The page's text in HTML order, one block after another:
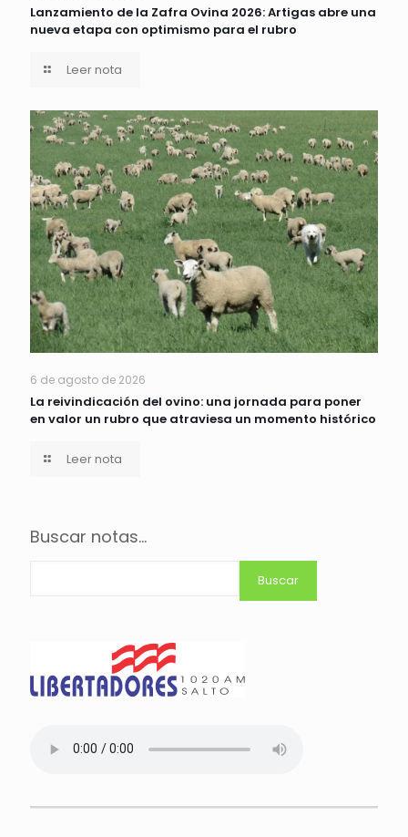
Lanzamiento de la Zafra Ovina 2026: Artigas abre una
nueva etapa con optimismo para el rubro
Leer nota
6 de agosto de 2026
La reivindicación del ovino: una jornada para poner
en valor un rubro que atraviesa un momento histórico
Leer nota
Buscar notas...
Buscar